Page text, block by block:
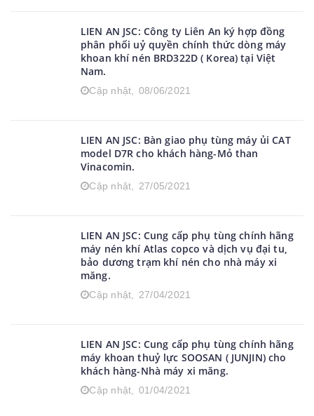
LIEN AN JSC: Công ty Liên An ký hợp đồng
phân phối uỷ quyền chính thức dòng máy
khoan khí nén BRD322D ( Korea) tại Việt
Nam.
Cập nhật, 08/06/2021
LIEN AN JSC: Bàn giao phụ tùng máy ủi CAT
model D7R cho khách hàng-Mỏ than
Vinacomin.
Cập nhật, 27/05/2021
LIEN AN JSC: Cung cấp phụ tùng chính hãng
máy nén khí Atlas copco và dịch vụ đại tu,
bảo dương trạm khí nén cho nhà máy xi
măng.
Cập nhật, 27/04/2021
LIEN AN JSC: Cung cấp phụ tùng chính hãng
máy khoan thuỷ lực SOOSAN ( JUNJIN) cho
khách hàng-Nhà máy xi măng.
Cập nhật, 01/04/2021